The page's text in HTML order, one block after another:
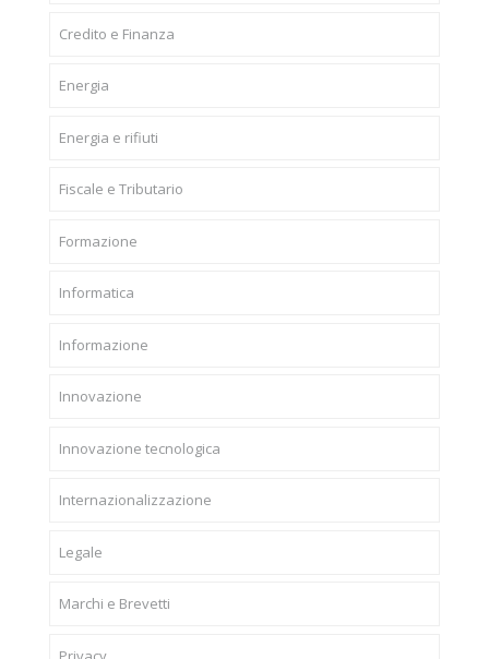
Credito e Finanza
Energia
Energia e rifiuti
Fiscale e Tributario
Formazione
Informatica
Informazione
Innovazione
Innovazione tecnologica
Internazionalizzazione
Legale
Marchi e Brevetti